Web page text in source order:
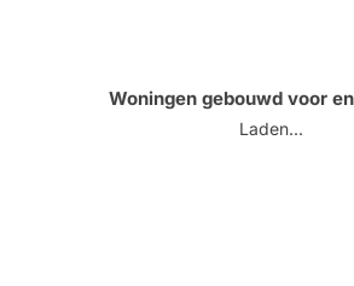
Woningen gebouwd voor
Laden...